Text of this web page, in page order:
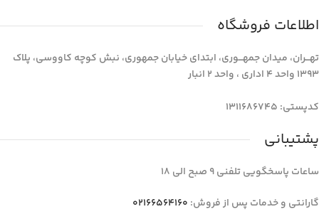
اطلاعات فروشگاه
تهـــران، میدان جمهـــوری، ابتدای خیابان جمهوری، نبش کوچه کاووسی، پلاک
1393 واحد 4 اداری ، واحد 2 انبار
کدپستی: 1311686745
پشتیبانی
ساعات پاسخگویی تلفنی 9 صبح الی 18
گارانتی و خدمات پس از فروش: 02166564160